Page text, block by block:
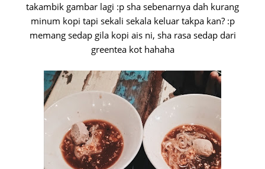
takambik gambar lagi :p sha sebenarnya dah kurang
minum kopi tapi sekali sekala keluar takpa kan? :p
memang sedap gila kopi ais ni, sha rasa sedap dari
greentea kot hahaha